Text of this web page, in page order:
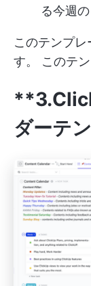
る今週
このテンプ
す。 このテ
ダーテ